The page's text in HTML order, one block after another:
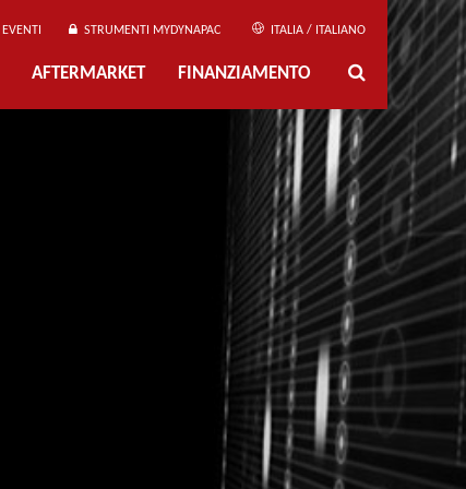
EVENTI STRUMENTI MYDYNAPAC ITALIA / ITALIANO
AFTERMARKET FINANZIAMENTO